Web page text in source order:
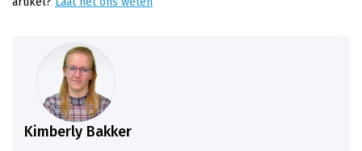
Kimberly Bakker